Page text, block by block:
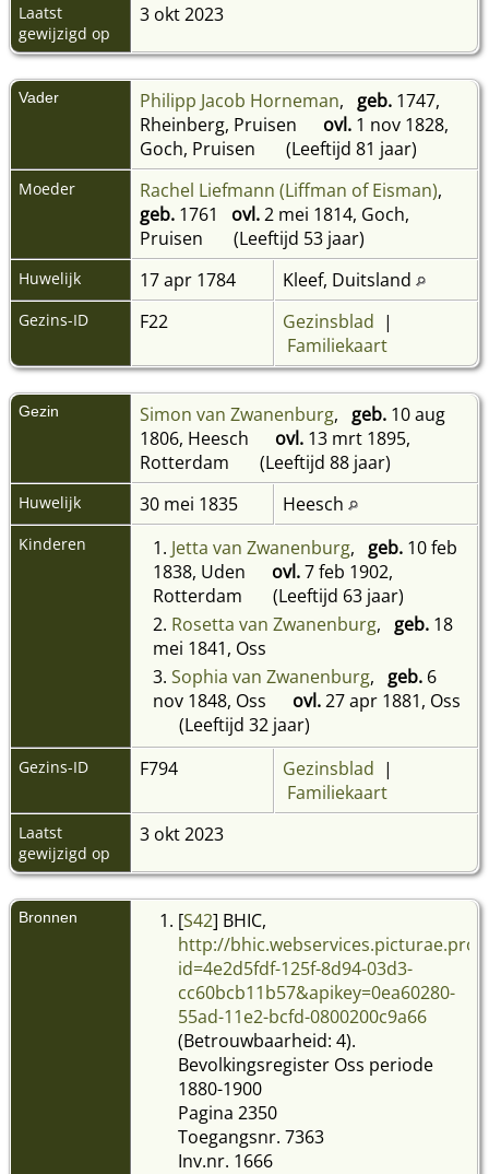
Laatst
gewijzigd op
3 okt 2023
Vader Philipp Jacob Horneman, geb. 1747,
Rheinberg, Pruisen
ovl. 1 nov 1828,
Goch, Pruisen
(Leeftijd 81 jaar)
Moeder Rachel Liefmann (Liffman of Eisman),
geb. 1761 ovl.2 mei 1814, Goch,
Pruisen
(Leeftijd 53 jaar)
Huwelijk 17 apr 1784 Kleef, Duitsland
Gezins-ID F22 Gezinsblad |
Familiekaart
Gezin Simon van Zwanenburg, geb. 10 aug
1806, Heesch
ovl. 13 mrt 1895,
Rotterdam
(Leeftijd 88 jaar)
Huwelijk 30 mei 1835 Heesch
Kinderen 1. Jetta van Zwanenburg, geb. 10 feb
1838, Uden
ovl.7 feb 1902,
Rotterdam
(Leeftijd 63 jaar)
2. Rosetta van Zwanenburg, geb. 18
mei 1841, Oss
3. Sophia van Zwanenburg, geb. 6
nov 1848, Oss
ovl.27 apr 1881, Oss
(Leeftijd 32 jaar)
Gezins-ID F794 Gezinsblad |
Familiekaart
Laatst
gewijzigd op
3 okt 2023
Bronnen [S42] BHIC,
http://bhic.webservices.picturae.pro/
id=4e2d5fdf-125f-8d94-03d3-
cc60bcb11b57&apikey=0ea60280-
55ad-11e2-bcfd-0800200c9a66
(Betrouwbaarheid: 4).
Bevolkingsregister Oss periode
1880-1900
Pagina 2350
Toegangsnr. 7363
Inv.nr. 1666